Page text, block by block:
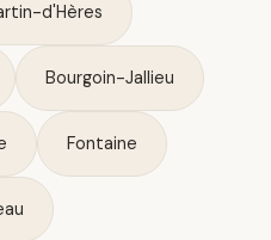
d'Hères
Bourgoin-Jallieu
Fontaine